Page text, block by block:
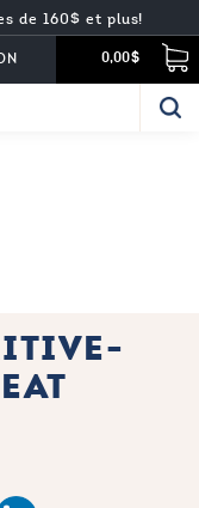
de 160$ et plus!
0,00$